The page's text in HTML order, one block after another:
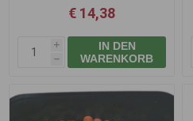
€ 14,38
i
h
IN DEN
WARENKORB